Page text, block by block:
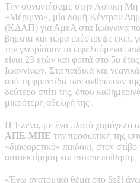
Την συναντήσαμε στην Αστική Μη
«Μέριμνα», μία δομή Κέντρου
(ΚΔΑΠ) για ΑμεΑ στα Ιωάννινα
βήματα και τώρα επέστρεψε εκεί,
την γνωρίσουν τα ωφελούμενα
είναι 23 ετών και φοιτά στο 5ο
Ιωαννίνων. Στα παιδικά και
από τη φροντίδα των ανθρώπων της
δεύτερο σπίτι της, όπου
μικρότερη αδελφή της .
Η Έλενα, με ένα πλατύ χαμόγελο
ΑΠΕ-ΜΠΕ την προσωπική της
«διαφορετικό» παιδάκι, στον
αυτοεκτίμηση και αυτοπεποίθηση.
«Έχω ανατομικό θέμα στο δεξί